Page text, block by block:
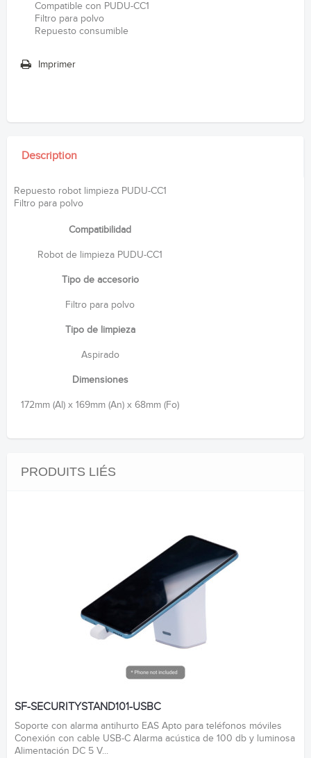
Compatible con PUDU-CC1
Filtro para polvo
Repuesto consumible
Imprimer
Description
Repuesto robot limpieza PUDU-CC1
Filtro para polvo
Compatibilidad
Robot de limpieza PUDU-CC1
Tipo de accesorio
Filtro para polvo
Tipo de limpieza
Aspirado
Dimensiones
172mm (Al) x 169mm (An) x 68mm (Fo)
PRODUITS LIÉS
SF-SECURITYSTAND101-USBC
Soporte con alarma antihurto EAS Apto para teléfonos móviles
Conexión con cable USB-C Alarma acústica de 100 db y luminosa
Alimentación DC 5 V...